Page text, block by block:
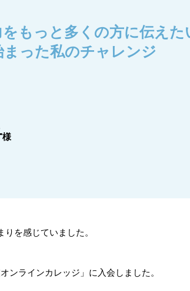
をもっと多くの方に伝え
った私のチャレンジ
様
を感じていました。
ンラインカレッジ」に入会しました。